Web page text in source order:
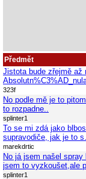
Předmět
Jistota bude zřejmě až
323f
No podle mě je to
to rozpadne..
splinter1
To se mi zdá jako
supravodiče, jak je to
marekdrtic
No já jsem našel
jsem to vyzkoušet,ale
splinter1